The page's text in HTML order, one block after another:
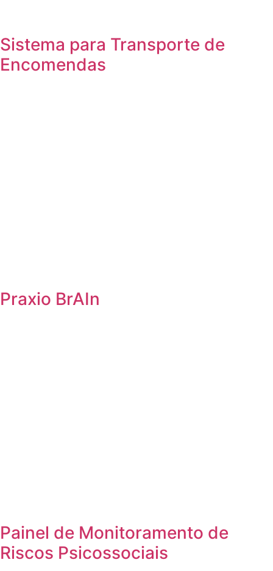
Sistema para Transporte de
Encomendas
Praxio BrAIn
Painel de Monitoramento de
Riscos Psicossociais